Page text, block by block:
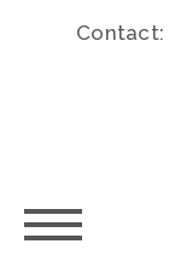
Contact: